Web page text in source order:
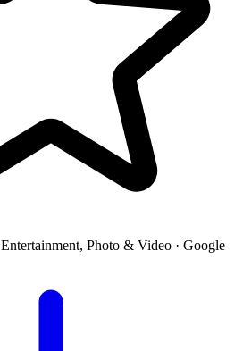
Entertainment, Photo & Video · Google